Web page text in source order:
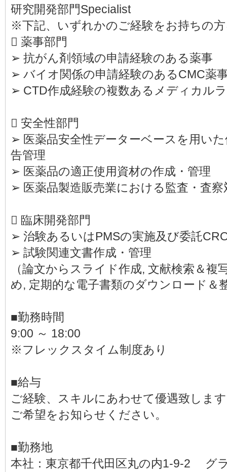
研究開発部門Specialist
※下記、いずれかのご経験をお持ちの
 薬事部門
➢ 抗がん剤領域の申請経験のある薬事
➢ バイオ関係の申請経験のあるCMC薬
➢ CTD作成経験の複数あるメディカル
 安全性部門
➢ 医薬品安全性データーベースを用い
告管理
➢ 医薬品の適正使用資材の作成・管理
➢ 医薬品製造販売業における監査・査察
 臨床開発部門
➢ 治験あるいはPMSの実施及び委託
➢ 試験関連文書作成・管理
（論文からスライド作成, 文献検索＆複
め, 定期的な電子書類のダウンロード＆
■勤務時間
9:00 ～ 18:00
※フレックスタイム制度あり
■給与
ご経験、スキルにあわせて優遇致しま
ご希望をお知らせください。
■勤務地
本社：東京都千代田区丸の内1-9-2 グ